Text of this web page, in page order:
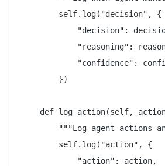
        self.log("decision", {
"decision":
"reasoning":
"confidence":
        })
def log_action(self,
"""Log agent actions
        self.log("action", {
            "action": action,